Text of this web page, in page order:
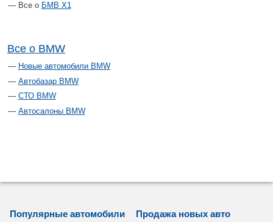
Все о БМВ Х1
Все о BMW
Новые автомобили BMW
Автобазар BMW
СТО BMW
Автосалоны BMW
Популярные автомобили Продажа новых авто